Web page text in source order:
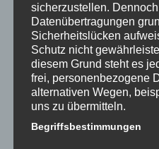
Wolfgang Blick
sicherzustellen.
Datenübertragungen
Sicherheitslücken
Schutz nicht
diesem Grund steht es
frei, personenbezogene
alternativen Wegen,
uns zu übermitteln.
Begriffsbestimmungen